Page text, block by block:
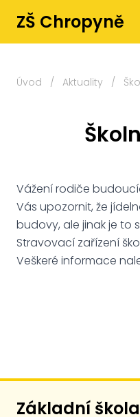
ZŠ Chropyně
Úvod / Aktuality /
Vážení rodiče
Vás upozornit, že
budovy, ale jinak je to
Stravovací zařízení
Veškeré informace
Základní